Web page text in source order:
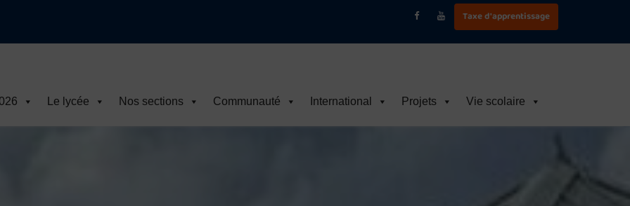
Taxe d'apprentissage
Le lycée Nos sections Communauté International Projets Vie scolaire